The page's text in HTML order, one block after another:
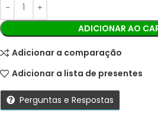
Ao finalizar sua compra você
realizar o pagamento.
ADICIONAR AO
Adicionar a comparação
Adicionar a lista de presentes
Perguntas e Respostas